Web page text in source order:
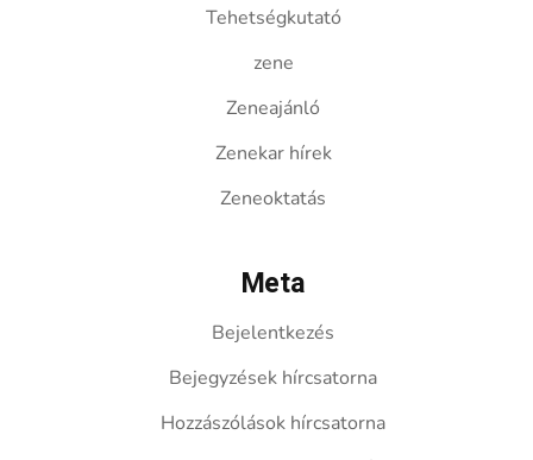
Tehetségkutató
zene
Zeneajánló
Zenekar hírek
Zeneoktatás
Meta
Bejelentkezés
Bejegyzések hírcsatorna
Hozzászólások hírcsatorna